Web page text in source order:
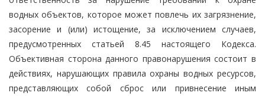
водных объектов, которое может повлечь их загрязнение,
засорение и (или) истощение, за исключением случаев,
предусмотренных статьей 8.45 настоящего Кодекса.
Объективная сторона данного правонарушения состоит в
действиях, нарушающих правила охраны водных ресурсов,
представляющих собой сброс или привнесение иным